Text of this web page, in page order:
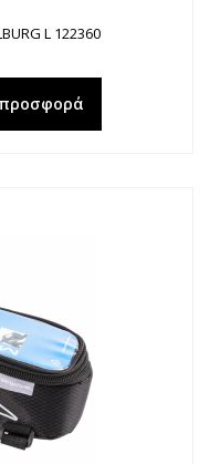
L 122360
προσφορά